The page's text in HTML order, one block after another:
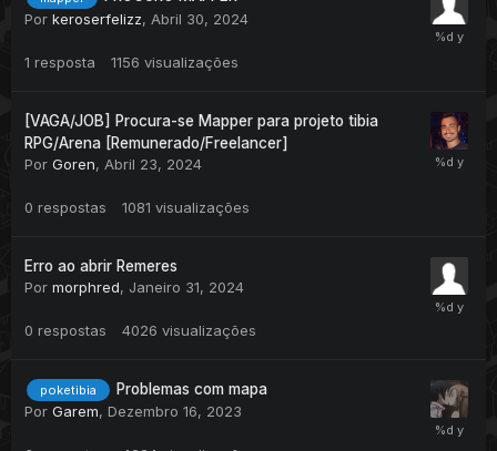
Por keroserfelizz, Abril 30, 2024
1 resposta 1156 visualizações
[VAGA/JOB] Procura-se Mapper para projeto tibia
RPG/Arena [Remunerado/Freelancer]
Por Goren, Abril 23, 2024
0 respostas 1081 visualizações
Erro ao abrir Remeres
Por morphred, Janeiro 31, 2024
0 respostas 4026 visualizações
poketibia
Problemas com mapa
Por Garem, Dezembro 16, 2023